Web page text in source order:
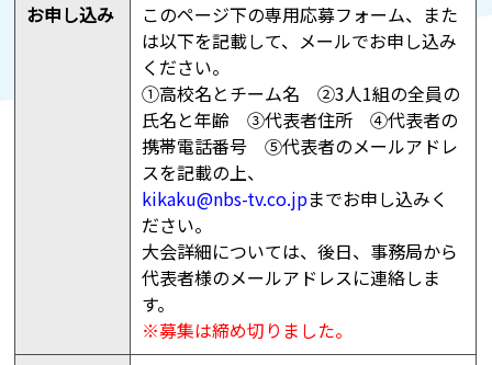
お申し込み
このページ下の専用応募フォーム、また
は以下を記載して、メールでお申し込み
ください。
➀高校名とチーム名 ②3人1組の全員の
氏名と年齢 ③代表者住所 ➃代表者の
携帯電話番号 ⑤代表者のメールアドレ
スを記載の上、
kikaku@nbs-tv.co.jpまでお申し込みく
ださい。
大会詳細については、後日、事務局から
代表者様のメールアドレスに連絡しま
す。
※募集は締め切りました。